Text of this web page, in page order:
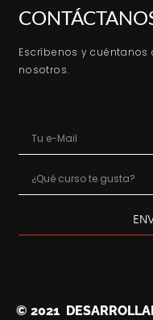
Escríbenos y
nosotros.
© 2021